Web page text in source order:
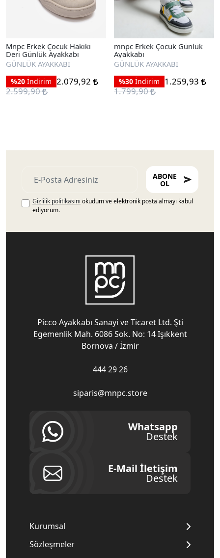
Mnpc Erkek Çocuk Hakiki
Deri Günlük Ayakkabı
GÜNLÜK AYAKKABI
%20 İndirim 2.079,92
2.599,90
mnpc Erkek Çocuk Günlük
Ayakkabı
GÜNLÜK AYAKKABI
%30 İndirim
1.259,93
1.799,90
ABONE
OL
Gizlilik politikasını okudum ve elektronik posta almayı kabul
ediyorum.
Picco Ayakkabı Sanayi ve Ticaret Ltd. Şti
Egemenlik Mah. 6086 Sok. No: 14 Işıkkent
Bornova / İzmir
444 29 26
siparis@mnpc.store
Whatsapp
Destek
E-Mail İletişim
Destek
Kurumsal
Sözleşmeler